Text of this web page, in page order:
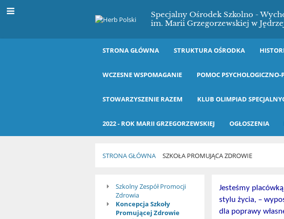
Specjalny Ośrodek Szkolno -
im. Marii Grzegorzewskiej w
STRONA GŁÓWNA STRUKTURA OŚRODKA
WCZESNE WSPOMAGANIE POMOC
STOWARZYSZENIE RAZEM KLUB OLIMPIAD
2022 - ROK MARII GRZEGORZEWSKIEJ OGŁOSZENIA
STRONA GŁÓWNA SZKOŁA PROMUJĄCA ZDROWIE
Szkoła
Promująca
Szkolny Zespół Promocji
Zdrowia
Koncepcja Szkoły
Promującej Zdrowie
Jesteśmy
stylu życia, –
dla poprawy